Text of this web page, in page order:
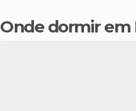
Onde dormir